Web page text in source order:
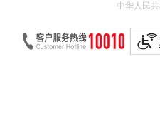
中华人民